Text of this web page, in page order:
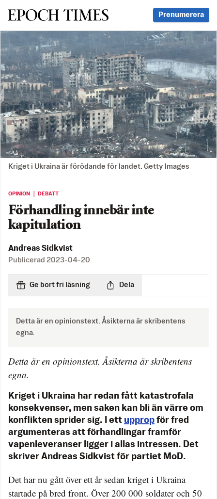
Svenska Epoch Times Prenumerera
Kriget i Ukraina är förödande för landet. Getty Images
OPINION ｜ DEBATT
Förhandling innebär inte
kapitulation
Andreas Sidkvist
Publicerad 2023-04-20
Ge bort fri läsning Dela
Detta är en opinionstext. Åsikterna är skribentens
egna.
Detta är en opinionstext. Åsikterna är skribentens
egna.
Kriget i Ukraina har redan fått katastrofala
konsekvenser, men saken kan bli än värre om
konflikten sprider sig. I ett upprop för fred
argumenteras att förhandlingar framför
vapenleveranser ligger i allas intressen. Det
skriver Andreas Sidkvist för partiet MoD.
Det har nu gått över ett år sedan kriget i Ukraina
startade på bred front. Över 200 000 soldater och 50